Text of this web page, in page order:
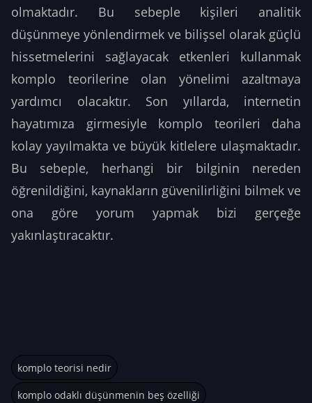
olmaktadır. Bu sebeple kişileri analitik
düşünmeye yönlendirmek ve bilişsel olarak güçlü
hissetmelerini sağlayacak etkenleri kullanmak
komplo teorilerine olan yönelimi azaltmaya
yardımcı olacaktır. Son yıllarda, internetin
hayatımıza girmesiyle komplo teorileri daha
kolay yayılmakta ve büyük kitlelere ulaşmaktadır.
Bu sebeple, herhangi bir bilginin nereden
öğrenildiğini, kaynakların güvenilirliğini bilmek ve
ona göre yorum yapmak bizi gerçeğe
yakınlaştıracaktır.
komplo teorisi nedir
komplo odaklı düşünmenin beş özelliği